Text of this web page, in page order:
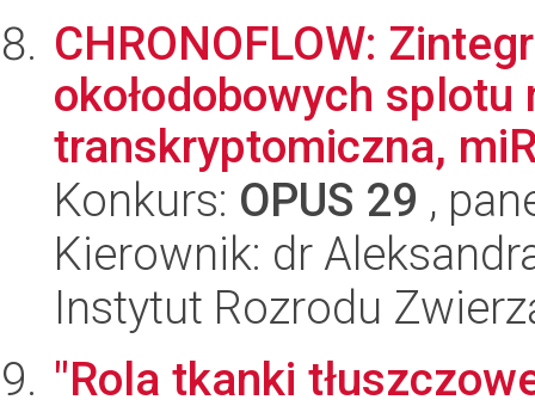
CHRONOFLOW:
okołodobowych
transkryptomiczna,
Konkurs: OPUS 29 ,
Kierownik: dr
Instytut Rozrodu
"Rola tkanki